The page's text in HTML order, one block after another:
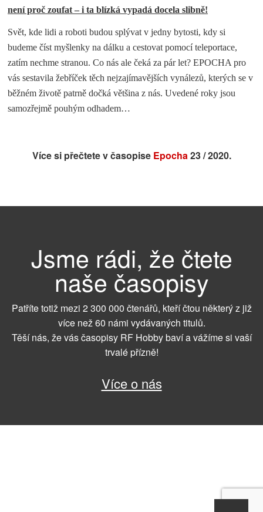
není proč zoufat – i ta blízká vypadá docela slibně!
Svět, kde lidi a roboti budou splývat v jedny bytosti, kdy si
budeme číst myšlenky na dálku a cestovat pomocí teleportace,
zatím nechme stranou. Co nás ale čeká za pár let? EPOCHA pro
vás sestavila žebříček těch nejzajímavějších vynálezů, kterých se v
běžném životě patrně dočká většina z nás. Uvedené roky jsou
samozřejmě pouhým odhadem…
Více si přečtete v časopise Epocha 23 / 2020.
Jsme rádi, že čtete
naše časopisy
Patříte totiž mezi 2 300 000 čtenářů, kteří čtou některý z již
více než 60 námi vydávaných titulů.
Těší nás, že vás časopisy RF Hobby baví a vážíme si vaší
trvalé přízně!
Více o nás